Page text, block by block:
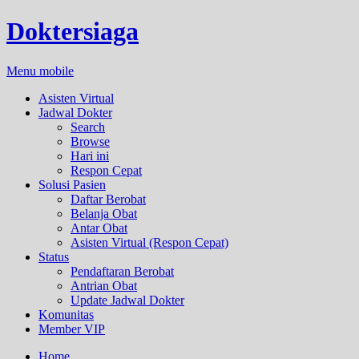
Doktersiaga
Menu mobile
Asisten Virtual
Jadwal Dokter
Search
Browse
Hari ini
Respon Cepat
Solusi Pasien
Daftar Berobat
Belanja Obat
Antar Obat
Asisten Virtual (Respon Cepat)
Status
Pendaftaran Berobat
Antrian Obat
Update Jadwal Dokter
Komunitas
Member VIP
Home